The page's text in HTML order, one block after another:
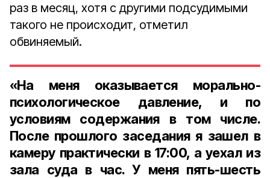
раз в месяц, хотя с другими подсудимыми
такого не происходит, отметил
обвиняемый.
«На меня оказывается морально-
психологическое давление, и по
условиям содержания в том числе.
После прошлого заседания я зашел в
камеру практически в 17:00, а уехал из
зала суда в час. У меня пять-шесть